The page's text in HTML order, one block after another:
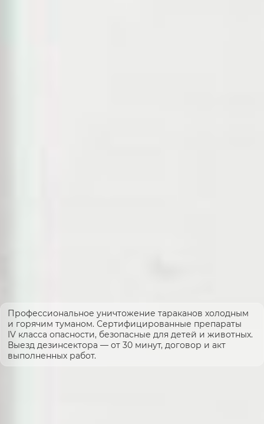
Профессиональное уничтожение тараканов холодным
и горячим туманом. Сертифицированные препараты
IV класса опасности, безопасные для детей и животных.
Выезд дезинсектора — от 30 минут, договор и акт
выполненных работ.